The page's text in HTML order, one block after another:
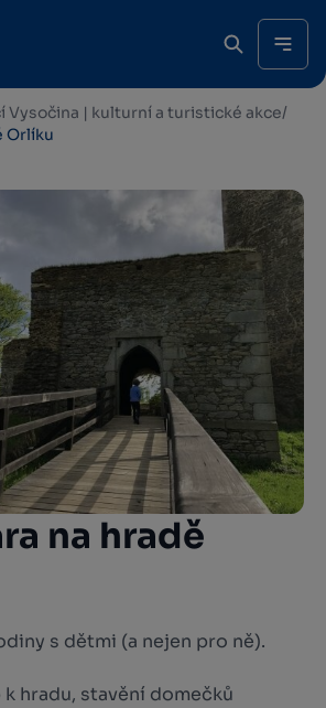
Vysočina | kulturní a turistické akce/
Orlíku
na hradě
s dětmi (a nejen pro ně).
hradu, stavění domečků